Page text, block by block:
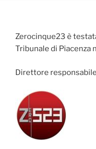
Zerocinque23 è
Tribunale di Piacenza
Direttore